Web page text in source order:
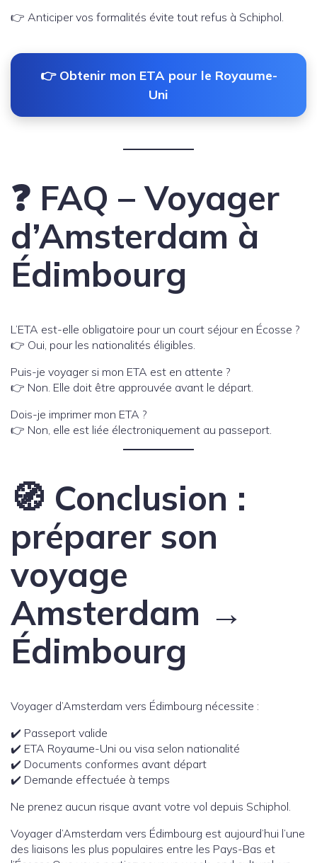
👉 Anticiper vos formalités évite tout refus à Schiphol.
👉 Obtenir mon ETA pour le Royaume-
Uni
❓ FAQ – Voyager
d’Amsterdam à
Édimbourg
L’ETA est-elle obligatoire pour un court séjour en Écosse ?
👉 Oui, pour les nationalités éligibles.
Puis-je voyager si mon ETA est en attente ?
👉 Non. Elle doit être approuvée avant le départ.
Dois-je imprimer mon ETA ?
👉 Non, elle est liée électroniquement au passeport.
🧭 Conclusion :
préparer son
voyage
Amsterdam →
Édimbourg
Voyager d’Amsterdam vers Édimbourg nécessite :
✔️ Passeport valide
✔️ ETA Royaume-Uni ou visa selon nationalité
✔️ Documents conformes avant départ
✔️ Demande effectuée à temps
Ne prenez aucun risque avant votre vol depuis Schiphol.
Voyager d’Amsterdam vers Édimbourg est aujourd’hui l’une
des liaisons les plus populaires entre les Pays-Bas et